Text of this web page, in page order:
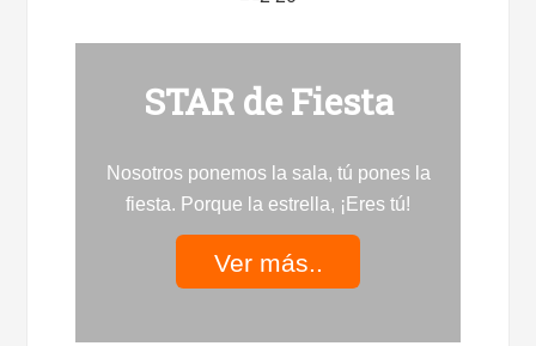
STAR de Fiesta
Nosotros ponemos la sala, tú pones la
fiesta. Porque la estrella, ¡Eres tú!
Ver más..